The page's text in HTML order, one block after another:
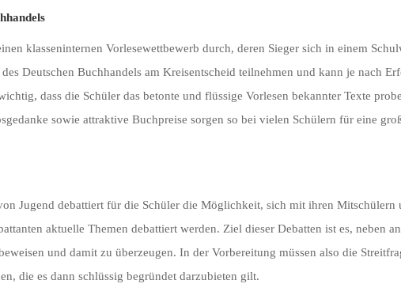
klasseninternen Vorlesewettbewerb durch, deren Sieger sich in einem
Deutschen Buchhandels am Kreisentscheid teilnehmen und kann je nach
dass die Schüler das betonte und flüssige Vorlesen bekannter Texte
sowie attraktive Buchpreise sorgen so bei vielen Schülern für eine
Jugend debattiert für die Schüler die Möglichkeit, sich mit ihren Mitschülern
aktuelle Themen debattiert werden. Ziel dieser Debatten ist es, neben
und damit zu überzeugen. In der Vorbereitung müssen also die
die es dann schlüssig begründet darzubieten gilt.